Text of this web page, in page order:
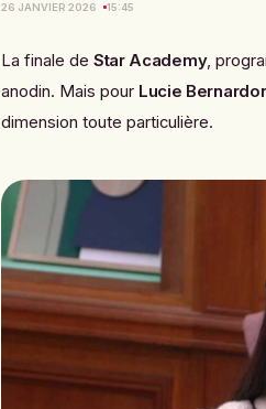
26 JANVIER 2026 15:45
La finale de Star Academy,
anodin. Mais pour Lucie
dimension toute particulière.